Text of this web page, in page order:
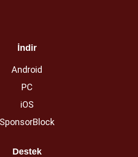
İndir
Android
PC
iOS
SponsorBlock
Destek